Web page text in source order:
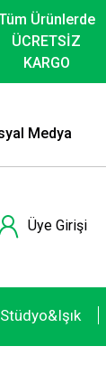
Ürünlerde
ÜCRETSİZ
KARGO
Medya
Üye Girişi
Stüdyo&Işık